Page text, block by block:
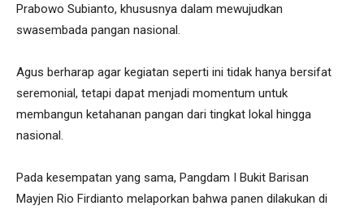
Prabowo Subianto, khususnya dalam mewujudkan
swasembada pangan nasional.
Agus berharap agar kegiatan seperti ini tidak hanya bersifat
seremonial, tetapi dapat menjadi momentum untuk
membangun ketahanan pangan dari tingkat lokal hingga
nasional.
Pada kesempatan yang sama, Pangdam I Bukit Barisan
Mayjen Rio Firdianto melaporkan bahwa panen dilakukan di